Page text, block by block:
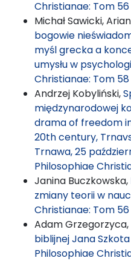
Christianae: Tom
Michał Sawicki,
bogowie
myśl grecka a
umysłu w
Christianae: Tom 58
Andrzej Kobyliński,
międzynarodowej
drama of freedom
20th century,
Trnawa, 25
Philosophiae
Janina Buczkowska,
zmiany teorii w
Christianae: Tom
Adam Grzegorzyca,
biblijnej Jana
Philosophiae